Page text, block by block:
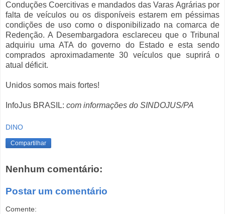
Conduções Coercitivas e mandados das Varas Agrárias por
falta de veículos ou os disponíveis estarem em péssimas
condições de uso como o disponibilizado na comarca de
Redenção. A Desembargadora esclareceu que o Tribunal
adquiriu uma ATA do governo do Estado e esta sendo
comprados aproximadamente 30 veículos que suprirá o
atual déficit.
Unidos somos mais fortes!
InfoJus BRASIL: com informações do SINDOJUS/PA
DINO
Compartilhar
Nenhum comentário:
Postar um comentário
Comente: